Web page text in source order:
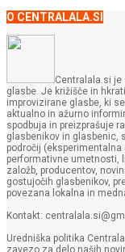
O CENTRALALA.SI
Centralala.si
glasbe. Je križišče in
improvizirane glasbe, ki
aktualno in ažurno
spodbuja in preizprašuje
glasbenikov in glasbenic,
področij
performativne umetnosti,
založb, producentov,
gostujočih glasbenikov,
povezana lokalna in
Kontakt:
Uredniška politika
zavezo za delo naših